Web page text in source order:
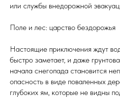
или службы внедорожной
Поле и лес: царство бездорожья
Настоящие приключения ждут
быстро заметает, и даже
начала снегопада становится
опасность в виде поваленных
глубоких ям, которые не видны